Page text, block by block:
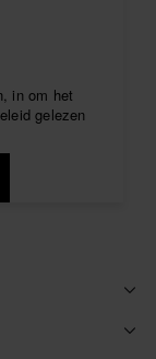
in om het
gelezen